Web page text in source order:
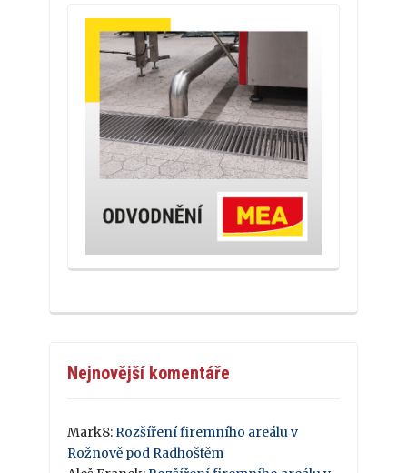
Nejnovější komentáře
Mark8: Rozšíření firemního areálu v
Rožnově pod Radhoštěm